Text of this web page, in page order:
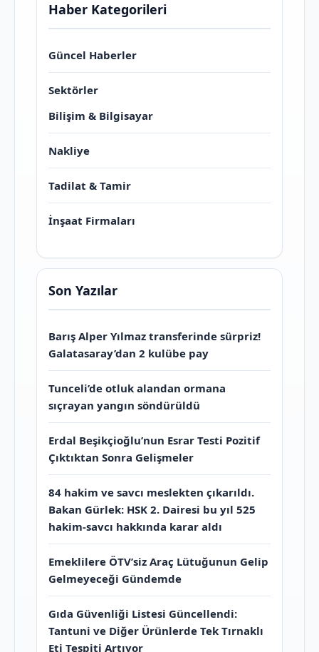
Haber Kategorileri
Güncel Haberler
Sektörler
Bilişim & Bilgisayar
Nakliye
Tadilat & Tamir
İnşaat Firmaları
Son Yazılar
Barış Alper Yılmaz transferinde sürpriz!
Galatasaray’dan 2 kulübe pay
Tunceli’de otluk alandan ormana
sıçrayan yangın söndürüldü
Erdal Beşikçioğlu’nun Esrar Testi Pozitif
Çıktıktan Sonra Gelişmeler
84 hakim ve savcı meslekten çıkarıldı.
Bakan Gürlek: HSK 2. Dairesi bu yıl 525
hakim-savcı hakkında karar aldı
Emeklilere ÖTV’siz Araç Lütuğunun Gelip
Gelmeyeceği Gündemde
Gıda Güvenliği Listesi Güncellendi:
Tantuni ve Diğer Ürünlerde Tek Tırnaklı
Eti Tespiti Artıyor